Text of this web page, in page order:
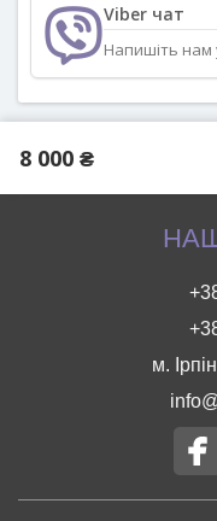
Viber чат
Напишіть нам
8 000 ₴
м.